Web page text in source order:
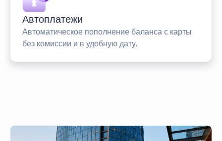
Автоплатежи
Автоматическое пополнение баланса с карты
без комиссии и в удобную дату.